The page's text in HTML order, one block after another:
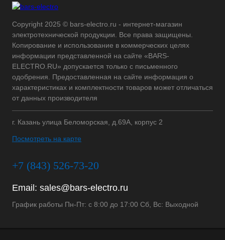
Copyright 2025 © bars-electro.ru - интернет-магазин
электротехнической продукции. Все права защищены.
Копирование и использование в коммерческих целях
информации представленной на сайте «BARS-
ELECTRO.RU» допускается только с письменного
одобрения. Предоставленная на сайте информация о
характеристиках и комплектности товаров может отличаться
от данных производителя
г. Казань улица Беломорская, д.69А, корпус 2
Посмотреть на карте
+7 (843) 526-73-20
Email: sales@bars-electro.ru
График работы Пн-Пт: с 8:00 до 17:00 Сб, Вс: Выходной